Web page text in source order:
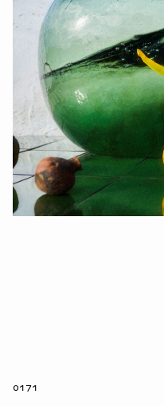
0171